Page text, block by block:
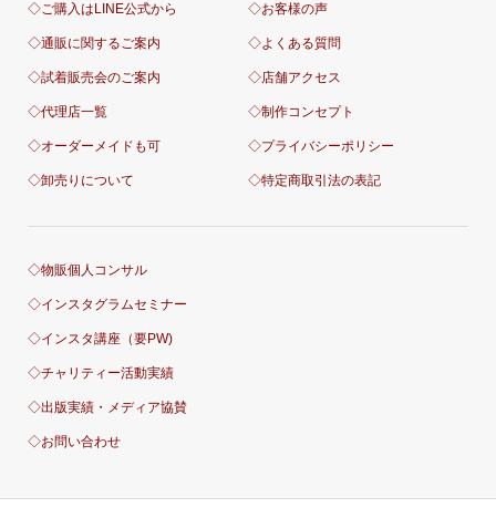
◇ご購入はLINE公式から
◇通販に関するご案内
◇試着販売会のご案内
◇代理店一覧
◇オーダーメイドも可
◇卸売りについて
◇お客様の声
◇よくある質問
◇店舗アクセス
◇制作コンセプト
◇プライバシーポリシー
◇特定商取引法の表記
◇物販個人コンサル
◇インスタグラムセミナー
◇インスタ講座（要PW)
◇チャリティー活動実績
◇出版実績・メディア協賛
◇お問い合わせ